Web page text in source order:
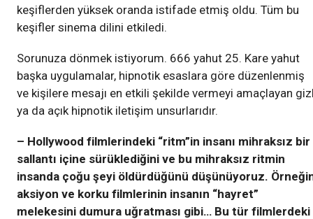
keşiflerden yüksek oranda istifade etmiş oldu. Tüm bu
keşifler sinema dilini etkiledi.
Sorunuza dönmek istiyorum. 666 yahut 25. Kare yahut
başka uygulamalar, hipnotik esaslara göre düzenlenmiş
ve kişilere mesajı en etkili şekilde vermeyi amaçlayan
ya da açık hipnotik iletişim unsurlarıdır.
– Hollywood filmlerindeki “ritm”in insanı mihraksız bir
sallantı içine sürüklediğini ve bu mihraksız ritmin
insanda çoğu şeyi öldürdüğünü düşünüyoruz.
aksiyon ve korku filmlerinin insanın “hayret”
melekesini dumura uğratması gibi… Bu tür filmlerdeki